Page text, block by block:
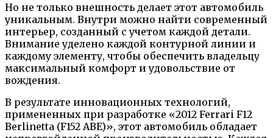
Но не только внешность делает этот автомобиль
уникальным. Внутри можно найти современный
интерьер, созданный с учетом каждой детали.
Внимание уделено каждой контурной линии и
каждому элементу, чтобы обеспечить владельцу
максимальный комфорт и удовольствие от
вождения.
В результате инновационных технологий,
примененных при разработке «2012 Ferrari F12
Berlinetta (F152 ABE)», этот автомобиль обладает